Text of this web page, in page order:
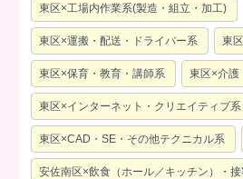
東区×工場内作業系(製造・組立・加工)
東区×運搬・配送・ドライバー系 東
東区×保育・教育・講師系 東区×介護
東区×インターネット・クリエイティブ系
東区×CAD・SE・その他テクニカル系
安佐南区×飲食（ホール／キッチン）・接